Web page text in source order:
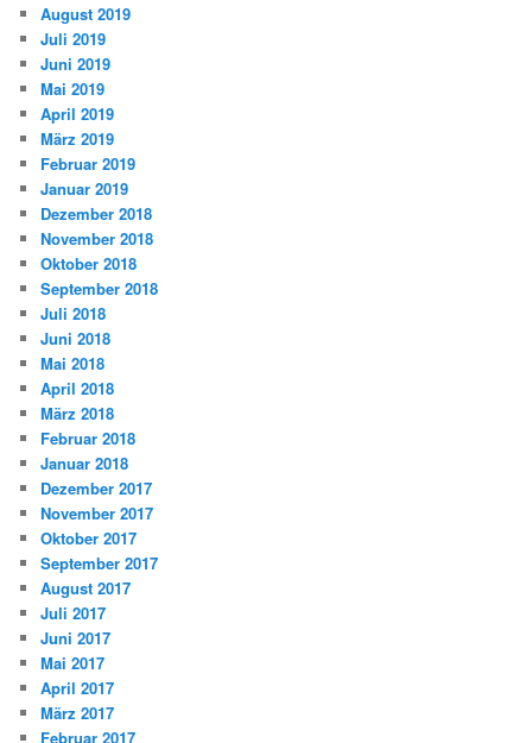
August 2019
Juli 2019
Juni 2019
Mai 2019
April 2019
März 2019
Februar 2019
Januar 2019
Dezember 2018
November 2018
Oktober 2018
September 2018
Juli 2018
Juni 2018
Mai 2018
April 2018
März 2018
Februar 2018
Januar 2018
Dezember 2017
November 2017
Oktober 2017
September 2017
August 2017
Juli 2017
Juni 2017
Mai 2017
April 2017
März 2017
Februar 2017